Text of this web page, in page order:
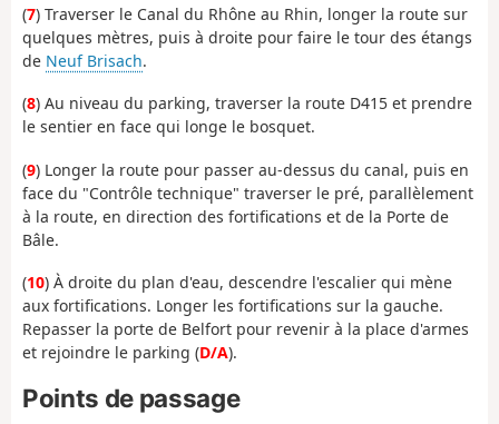
(7) Traverser le Canal du Rhône au Rhin, longer la route sur
quelques mètres, puis à droite pour faire le tour des étangs
de Neuf Brisach.
(8) Au niveau du parking, traverser la route D415 et prendre
le sentier en face qui longe le bosquet.
(9) Longer la route pour passer au-dessus du canal, puis en
face du "Contrôle technique" traverser le pré, parallèlement
à la route, en direction des fortifications et de la Porte de
Bâle.
(10) À droite du plan d'eau, descendre l'escalier qui mène
aux fortifications. Longer les fortifications sur la gauche.
Repasser la porte de Belfort pour revenir à la place d'armes
et rejoindre le parking (D/A).
Points de passage